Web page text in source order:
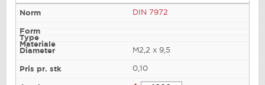
DIN 7972
M2,2 x 9,5
0,10